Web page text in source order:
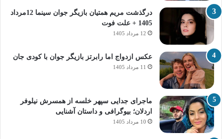
درگذشت مریم همتیان بازیگر جوان سینما 12مرداد
1405 + علت فوت
12 مرداد 1405
عکس ازدواج اما رابرتز بازیگر جوان با کودی جان
11 مرداد 1405
ماجرای جدایی سپهر خلسه از همسرش نیلوفر
اردلان؛ بیوگرافی و داستان آشنایی
10 مرداد 1405